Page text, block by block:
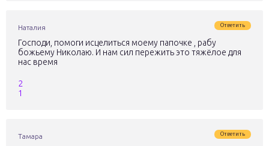
Наталия Ответить
Господи, помоги исцелиться моему папочке , рабу
божьему Николаю. И нам сил пережить это тяжёлое для
нас время
2
1
Тамара Ответить